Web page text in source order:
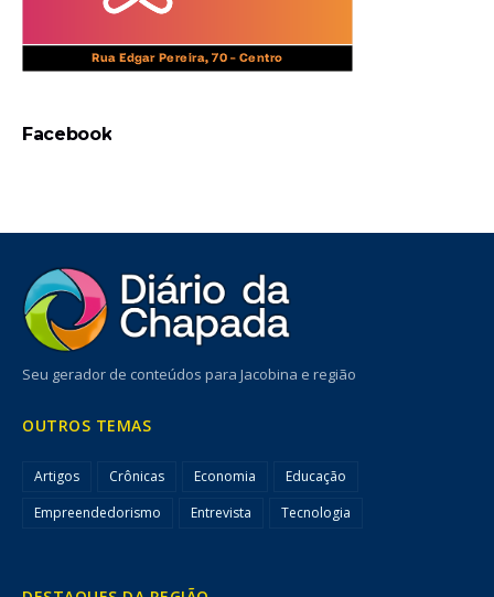
Facebook
Seu gerador de conteúdos para Jacobina e região
OUTROS TEMAS
Artigos Crônicas Economia
Educação
Empreendedorismo
Entrevista Tecnologia